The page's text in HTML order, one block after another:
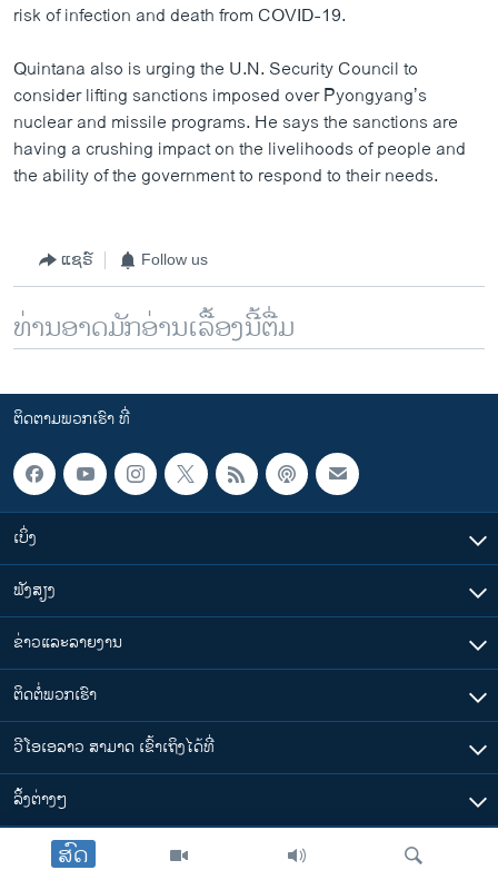
ສົດ
risk of infection and death from COVID-19.
Quintana also is urging the U.N. Security Council to
consider lifting sanctions imposed over Pyongyang’s
nuclear and missile programs. He says the sanctions are
having a crushing impact on the livelihoods of people and
the ability of the government to respond to their needs.
ແຊຣ໌ Follow us
ທ່ານອາດມັກອ່ານເລື້ອງນີ້ຕື່ມ
ຕິດຕາມພວກເຮົາ ທີ່
ເບິ່ງ
ຟັງສຽງ
ຂ່າວແລະລາຍງານ
ຕິດຕໍ່ພວກເຮົາ
ວີໂອເອລາວ ສາມາດ ເຂົ້າເຖິງໄດ້ທີ່
​ລິ້ງ​ຕ່າງໆ
ຕາມເວລາໃນລາວ